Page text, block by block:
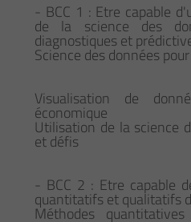
- BCC 1 : Etre capable
de la science des
diagnostiques et
Science des données
Visualisation de
économique
Utilisation de la science
et défis
- BCC 2 : Etre capable
quantitatifs et qualitatifs
Méthodes